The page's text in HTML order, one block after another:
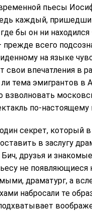
пьесы
каждый,
бы он ни
прежде всего
на языке
свои впечатления в
ли тема эмигрантов в
взволновать
по-настоящему
секрет, который
в заслугу
друзья и
не появляющиеся
драматург, а
набросали те